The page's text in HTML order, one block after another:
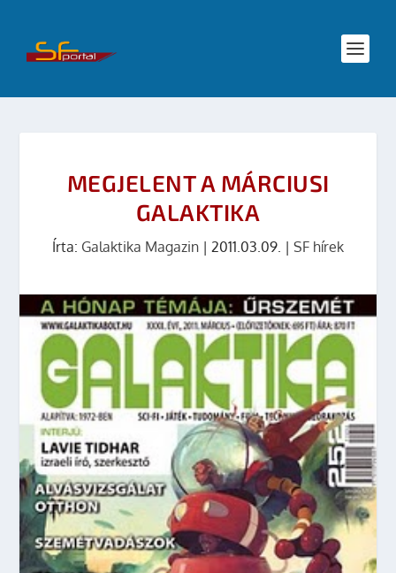
MEGJELENT A MÁRCIUSI
GALAKTIKA
Írta: Galaktika Magazin | 2011.03.09. | SF hírek